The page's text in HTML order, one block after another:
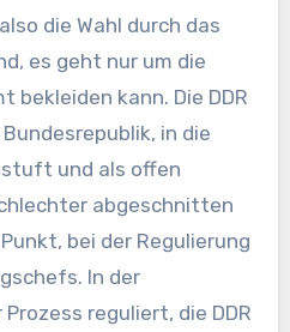
die Wahl durch das
es geht nur um die
bekleiden kann. Die DDR
in die
und als offen
abgeschnitten
bei der Regulierung
In der
reguliert, die DDR